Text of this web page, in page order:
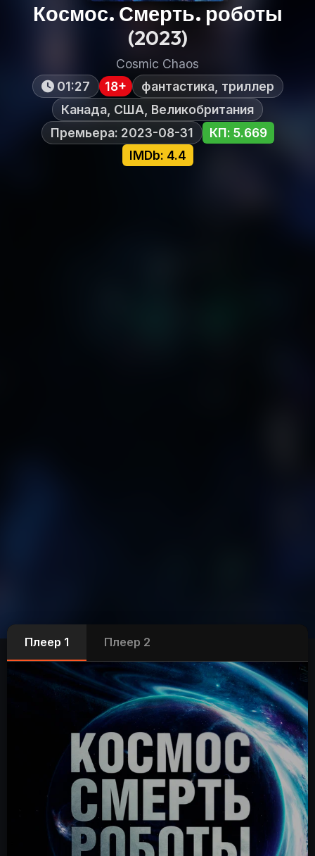
Космос. Смерть. роботы
(2023)
Cosmic Chaos
01:27
18+
фантастика, триллер
Канада, США, Великобритания
Премьера: 2023-08-31
КП: 5.669
IMDb: 4.4
Плеер 1 Плеер 2